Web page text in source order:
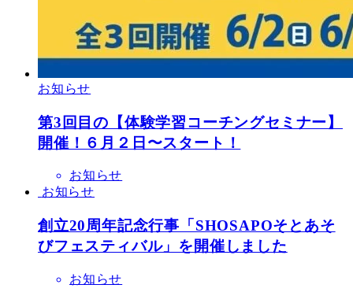
お知らせ
第3回目の【体験学習コーチングセミナー】
開催！６月２日〜スタート！
お知らせ
お知らせ
創立20周年記念行事「SHOSAPOそとあそ
びフェスティバル」を開催しました
お知らせ